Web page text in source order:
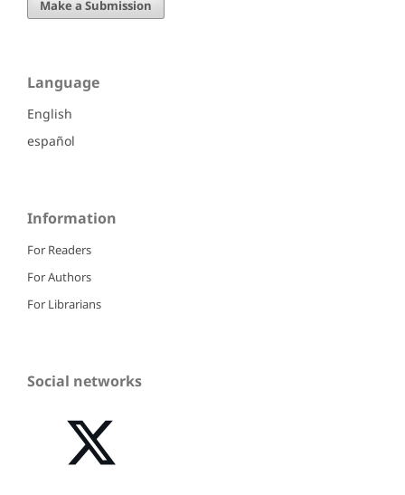
Make a Submission
Language
English
español
Information
For Readers
For Authors
For Librarians
Social networks